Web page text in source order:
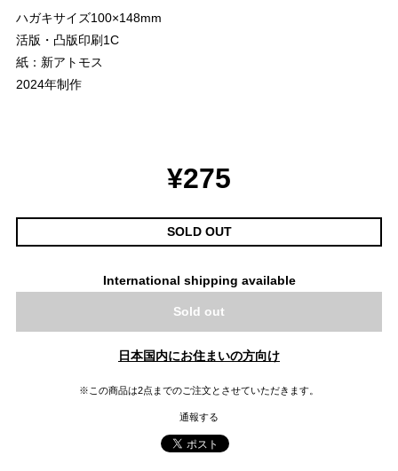
ハガキサイズ100×148mm
活版・凸版印刷1C
紙：新アトモス
2024年制作
¥275
SOLD OUT
International shipping available
Sold out
日本国内にお住まいの方向け
※この商品は2点までのご注文とさせていただきます。
通報する